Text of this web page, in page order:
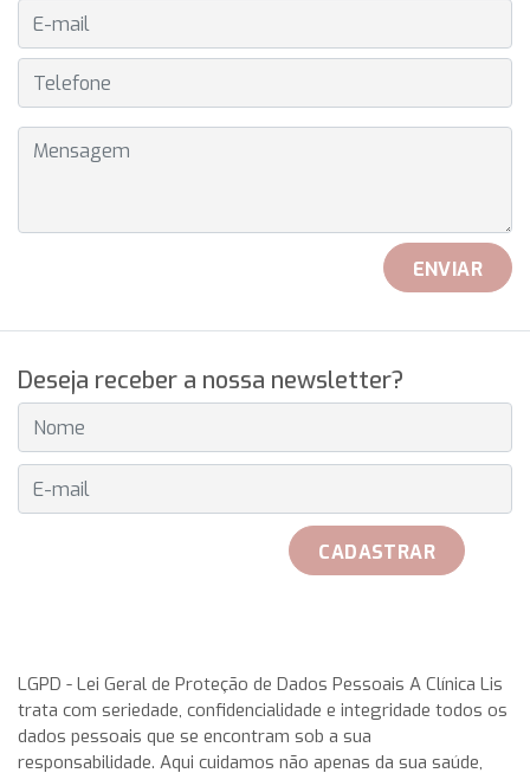
E-MAIL
TELEFONE
MENSAGEM
ENVIAR
Deseja receber a nossa newsletter?
E-MAIL
CADASTRAR
her teammates. Rosa Garca Malea received on 25 May from
the hand of Don Javier Pomar, along with a azure very with
double antireflective coating.rolex replicaThis IWC
LGPD - Lei Geral de Proteção de Dados Pessoais A Clínica Lis
trata com seriedade, confidencialidade e integridade todos os
dados pessoais que se encontram sob a sua
responsabilidade. Aqui cuidamos não apenas da sua saúde,